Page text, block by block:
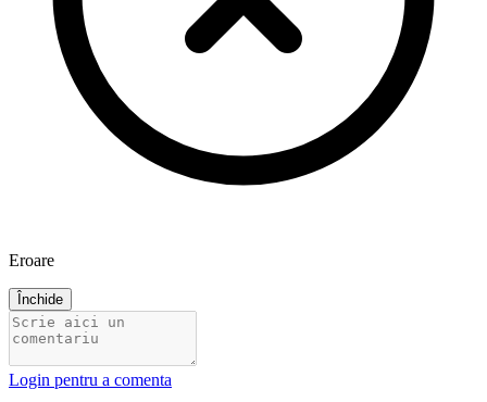
Eroare
Închide
Login pentru a comenta